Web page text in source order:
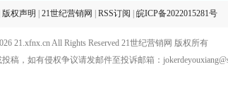
版权声明 21世纪营销网 RSS订阅 皖ICP备2022015281号
21.xfnx.cn All Rights Reserved 21世纪营销网 版权所有
稿，如有侵权争议请发邮件至投诉邮箱：